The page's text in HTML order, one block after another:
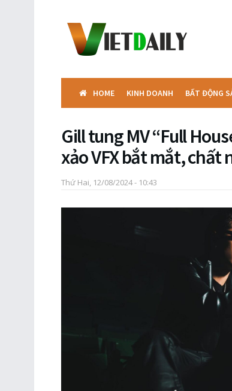
HOME KINH DOANH BẤT ĐỘNG
Gill tung MV “Full
xảo VFX bắt mắt, chất
Thứ Hai, 12/08/2024 - 10:43